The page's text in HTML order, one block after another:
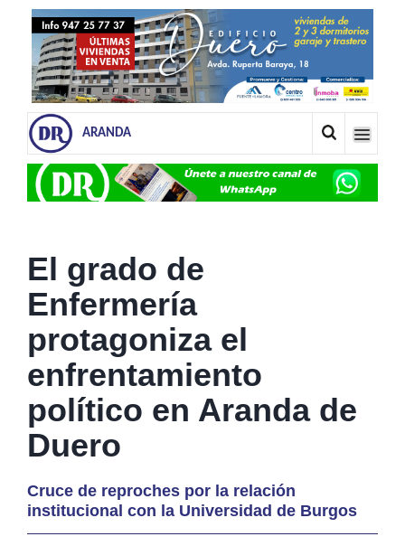
ARANDA
El grado de
Enfermería
protagoniza el
enfrentamiento
político en Aranda de
Duero
Cruce de reproches por la relación
institucional con la Universidad de Burgos